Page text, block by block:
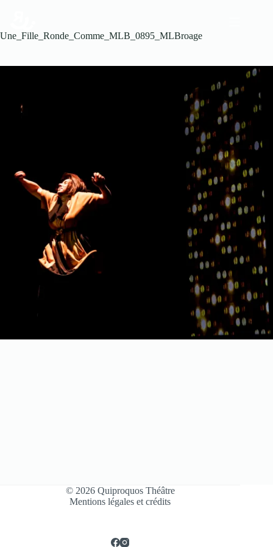
Une_Fille_Ronde_Comme_MLB_0895_MLBroage
© 2026 Quiproquos Théâtre
Mentions légales et crédits